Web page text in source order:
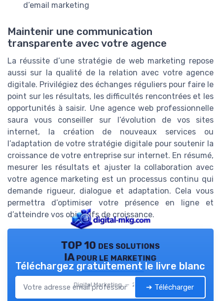
d’email marketing
Maintenir une communication
transparente avec votre agence
La réussite d’une stratégie de web marketing repose
aussi sur la qualité de la relation avec votre agence
digitale. Privilégiez des échanges réguliers pour faire le
point sur les résultats, les difficultés rencontrées et les
opportunités à saisir. Une agence web professionnelle
saura vous conseiller sur l’évolution de vos sites
internet, la création de nouveaux services ou
l’adaptation de votre stratégie digitale pour soutenir la
croissance de votre entreprise sur internet. En résumé,
mesurer les résultats et ajuster la collaboration avec
votre agence marketing est un processus continu qui
demande rigueur, dialogue et adaptation. Cela vous
permettra d’optimiser votre présence en ligne et
d’atteindre vos objectifs de croissance.
TOP 10 des solutions
IA pour le marketing
Digital Marketing — 2026
Téléchargez gratuitement le livre blanc
➔ Télécharger